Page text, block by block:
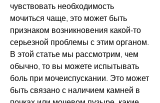
чувствовать необходимость
мочиться чаще, это может быть
признаком возникновения какой-то
серьезной проблемы с этим органом.
В этой статье мы рассмотрим, чем
обычно, то вы можете испытывать
боль при мочеиспускании. Это может
быть связано с наличием камней в